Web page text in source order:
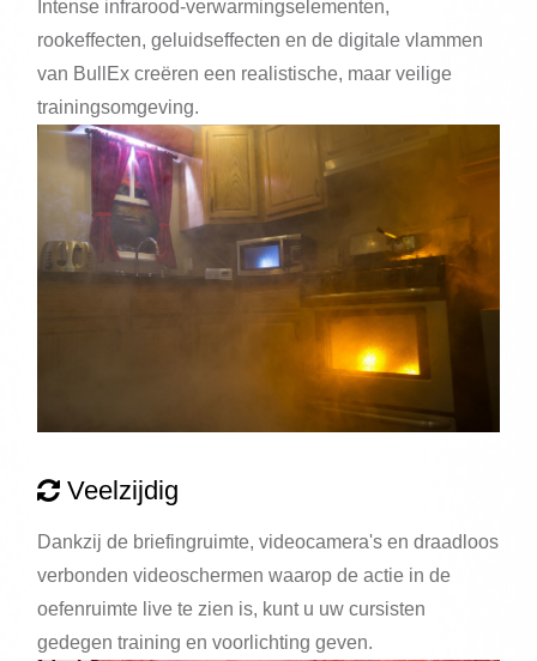
Intense infrarood-verwarmingselementen,
rookeffecten, geluidseffecten en de digitale vlammen
van BullEx creëren een realistische, maar veilige
trainingsomgeving.
Veelzijdig
Dankzij de briefingruimte, videocamera's en draadloos
verbonden videoschermen waarop de actie in de
oefenruimte live te zien is, kunt u uw cursisten
gedegen training en voorlichting geven.